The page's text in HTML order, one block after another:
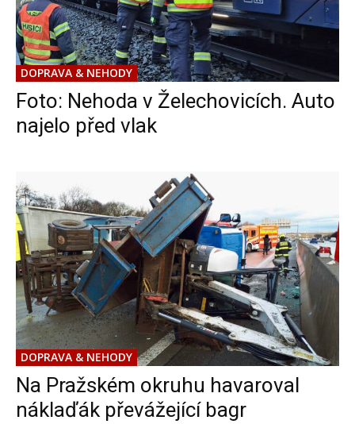
DOPRAVA & NEHODY
Foto: Nehoda v Želechovicích. Auto
najelo před vlak
DOPRAVA & NEHODY
Na Pražském okruhu havaroval
náklaďák převážející bagr